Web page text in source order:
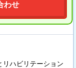
わせ
リハビリテーション